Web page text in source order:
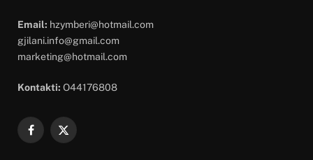
Email: hzymberi@hotmail.com
gjilani.info@gmail.com
marketing@hotmail.com
Kontakti: O44176808
Facebook
X